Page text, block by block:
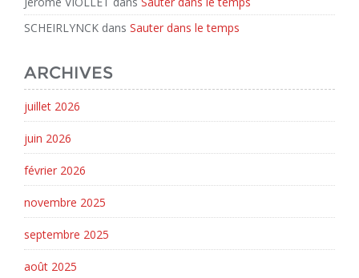
SCHEIRLYNCK dans Sauter dans le temps
ARCHIVES
juillet 2026
juin 2026
février 2026
novembre 2025
septembre 2025
août 2025